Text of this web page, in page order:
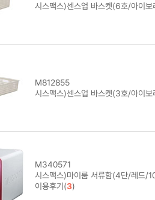
시스맥스)센스업 바스켓(6호/아이
M812855
시스맥스)센스업 바스켓(3호/아이
M340571
시스맥스)마이룸 서류함(4단/레
이용후기(3)